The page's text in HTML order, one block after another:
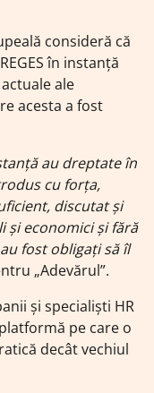
consideră că
în instanță
ale
acesta a fost
au dreptate în
cu forța,
discutat și
și economici și fără
fost obligați să îl
„Adevărul”.
și specialiști HR
pe care o
decât vechiul